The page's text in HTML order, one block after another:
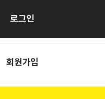
로그인
회원가입